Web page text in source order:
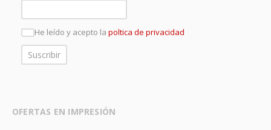
He leído y acepto la poltica de privacidad
OFERTAS EN IMPRESIÓN